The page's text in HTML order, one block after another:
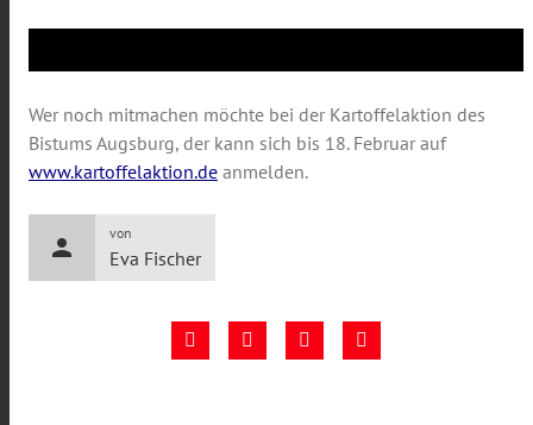
Wer noch mitmachen möchte bei der Kartoffelaktion des
Bistums Augsburg, der kann sich bis 18. Februar auf
www.kartoffelaktion.de anmelden.
person
von
Eva Fischer